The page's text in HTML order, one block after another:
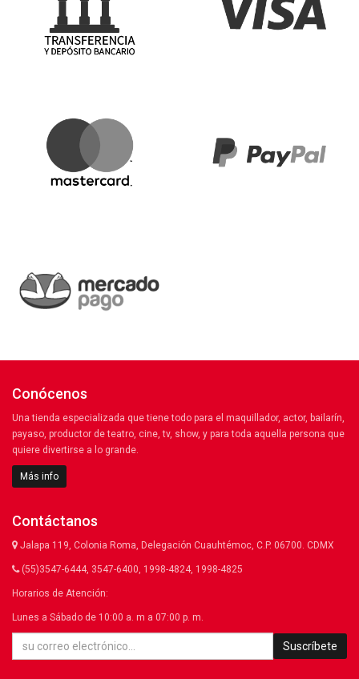
Conócenos
Una tienda especializada que tiene todo para el maquillador, actor, bailarín,
payaso, productor de teatro, cine, tv, show, y para toda aquella persona que
quiere divertirse a lo grande.
Más info
Contáctanos
Jalapa 119, Colonia Roma, Delegación Cuauhtémoc, C.P. 06700. CDMX
(55)3547-6444, 3547-6400, 1998-4824, 1998-4825
Horarios de Atención:
Lunes a Sábado de 10:00 a. m a 07:00 p. m.
Suscríbete